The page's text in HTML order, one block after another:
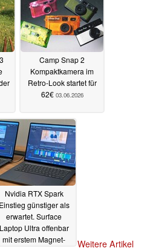
Camp Snap 2
Kompaktkamera im
Retro-Look startet für
62€ 03.06.2026
Nvidia RTX Spark
Einstieg günstiger als
erwartet. Surface
Laptop Ultra offenbar
mit erstem Magnet-
Weitere Artikel